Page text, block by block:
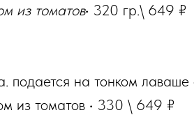
из томатов· 320 гр.\ 649 ₽
подается на тонком
из томатов · 330 \ 649 ₽